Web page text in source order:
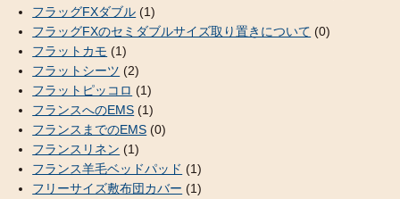
フラッグFXダブル (1)
フラッグFXのセミダブルサイズ取り置きについて (0)
フラットカモ (1)
フラットシーツ (2)
フラットピッコロ (1)
フランスへのEMS (1)
フランスまでのEMS (0)
フランスリネン (1)
フランス羊毛ベッドパッド (1)
フリーサイズ敷布団カバー (1)